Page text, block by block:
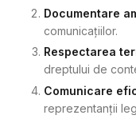
Documentare
comunicațiilor.
Respectarea
dreptului de
Comunicare
reprezentanții